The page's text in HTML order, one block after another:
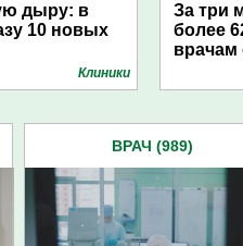
дыру: в
10 новых
Клиники
За три
более
врачам
ВРАЧ (989)